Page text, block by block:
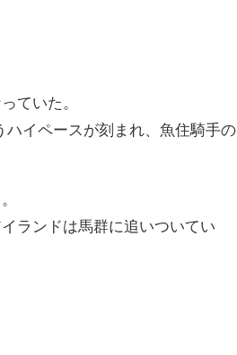
ていた。
ハイペースが刻まれ、魚住騎手の
ランドは馬群に追いついてい